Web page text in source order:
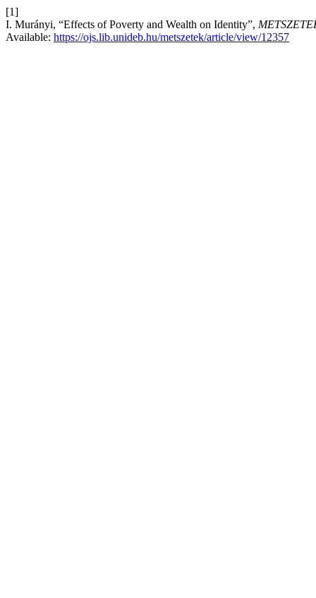
[1]
I. Murányi, “Effects of Poverty and Wealth on Identity”,
Available: https://ojs.lib.unideb.hu/metszetek/article/view/12357